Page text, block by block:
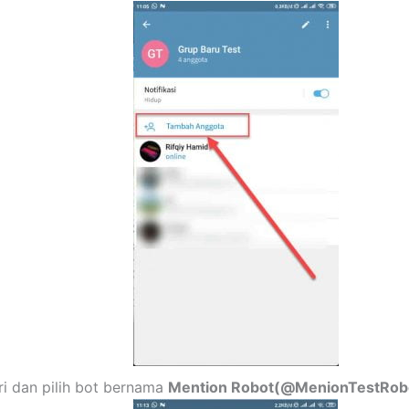
dan pilih bot bernama Mention